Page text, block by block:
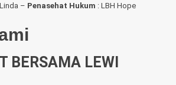
– Penasehat Hukum : LBH Hope
BERSAMA LEWI